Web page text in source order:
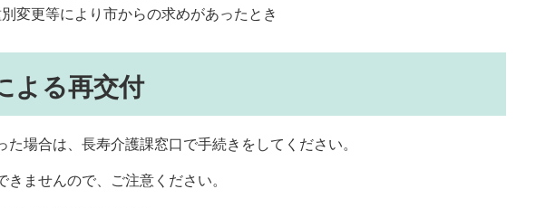
変更等により市からの求めがあったとき
よる再交付
た場合は、長寿介護課窓口で手続きをしてください。
ませんので、ご注意ください。